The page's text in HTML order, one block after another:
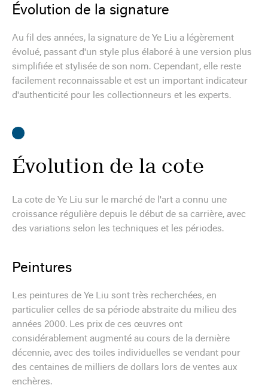
Évolution de la signature
Au fil des années, la signature de Ye Liu a légèrement
évolué, passant d'un style plus élaboré à une version plus
simplifiée et stylisée de son nom. Cependant, elle reste
facilement reconnaissable et est un important indicateur
d'authenticité pour les collectionneurs et les experts.
Évolution de la cote
La cote de Ye Liu sur le marché de l'art a connu une
croissance régulière depuis le début de sa carrière, avec
des variations selon les techniques et les périodes.
Peintures
Les peintures de Ye Liu sont très recherchées, en
particulier celles de sa période abstraite du milieu des
années 2000. Les prix de ces œuvres ont
considérablement augmenté au cours de la dernière
décennie, avec des toiles individuelles se vendant pour
des centaines de milliers de dollars lors de ventes aux
enchères.